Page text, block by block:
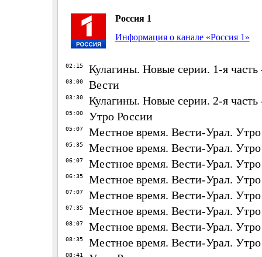
Россия 1
Информация о канале «Россия 1»
02:15 Кулагины. Новые серии. 1-я
03:00 Вести
03:30 Кулагины. Новые серии. 2-я
05:00 Утро России
05:07 Местное время. Вести-Урал. Утро
05:35 Местное время. Вести-Урал. Утро
06:07 Местное время. Вести-Урал. Утро
06:35 Местное время. Вести-Урал. Утро
07:07 Местное время. Вести-Урал. Утро
07:35 Местное время. Вести-Урал. Утро
08:07 Местное время. Вести-Урал. Утро
08:35 Местное время. Вести-Урал. Утро
08:41